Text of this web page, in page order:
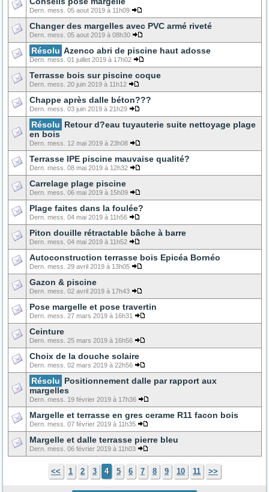
Dern. mess. 05 aout 2019 à 11h09
Changer des margelles avec PVC armé riveté
Dern. mess. 05 aout 2019 à 08h30
Résolu Azenco abri de piscine haut adosse
Dern. mess. 01 juillet 2019 à 17h02
Terrasse bois sur piscine coque
Dern. mess. 20 juin 2019 à 11h12
Chappe après dalle béton???
Dern. mess. 03 juin 2019 à 21h29
Résolu Retour d?eau tuyauterie suite nettoyage plage
en bois
Dern. mess. 12 mai 2019 à 23h08
Terrasse IPE piscine mauvaise qualité?
Dern. mess. 08 mai 2019 à 12h32
Carrelage plage piscine
Dern. mess. 06 mai 2019 à 15h09
Plage faites dans la foulée?
Dern. mess. 04 mai 2019 à 11h56
Piton douille rétractable bâche à barre
Dern. mess. 04 mai 2019 à 11h52
Autoconstruction terrasse bois Epicéa Bornéo
Dern. mess. 29 avril 2019 à 13h05
Gazon & piscine
Dern. mess. 02 avril 2019 à 17h43
Pose margelle et pose travertin
Dern. mess. 27 mars 2019 à 16h31
Ceinture
Dern. mess. 25 mars 2019 à 16h56
Choix de la douche solaire
Dern. mess. 02 mars 2019 à 22h56
Résolu Positionnement dalle par rapport aux
margelles
Dern. mess. 19 février 2019 à 17h36
Margelle et terrasse en gres cerame R11 facon bois
Dern. mess. 07 février 2019 à 11h35
Margelle et dalle terrasse pierre bleu
Dern. mess. 06 février 2019 à 11h03
<< 1 2 3 4 5 6 7 8 9 10 11 >>